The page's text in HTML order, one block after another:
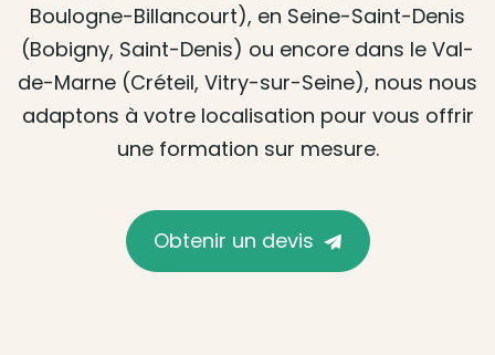
Boulogne-Billancourt), en Seine-Saint-Denis
(Bobigny, Saint-Denis) ou encore dans le Val-
de-Marne (Créteil, Vitry-sur-Seine), nous nous
adaptons à votre localisation pour vous offrir
une formation sur mesure.
Obtenir un devis